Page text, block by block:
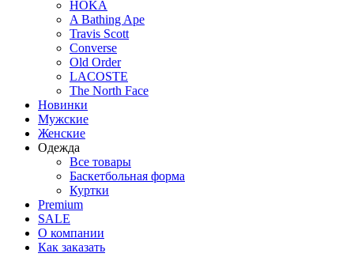
HOKA
A Bathing Ape
Travis Scott
Converse
Old Order
LACOSTE
The North Face
Новинки
Мужские
Женские
Одежда
Все товары
Баскетбольная форма
Куртки
Premium
SALE
О компании
Как заказать